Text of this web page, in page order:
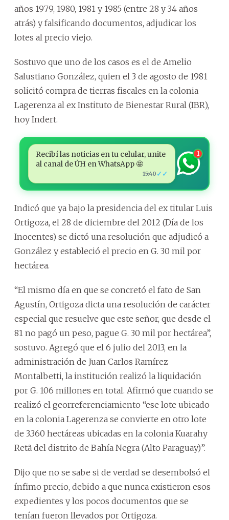
años 1979, 1980, 1981 y 1985 (entre 28 y 34 años
atrás) y falsificando documentos, adjudicar los
lotes al precio viejo.
Sostuvo que uno de los casos es el de Amelio
Salustiano González, quien el 3 de agosto de 1981
solicitó compra de tierras fiscales en la colonia
Lagerenza al ex Instituto de Bienestar Rural (IBR),
hoy Indert.
Recibí las noticias en tu celular, unite
al canal de ÚH en WhatsApp 🤩
15:40 ✓✓
1
Indicó que ya bajo la presidencia del ex titular Luis
Ortigoza, el 28 de diciembre del 2012 (Día de los
Inocentes) se dictó una resolución que adjudicó a
González y estableció el precio en G. 30 mil por
hectárea.
“El mismo día en que se concretó el fato de San
Agustín, Ortigoza dicta una resolución de carácter
especial que resuelve que este señor, que desde el
81 no pagó un peso, pague G. 30 mil por hectárea”,
sostuvo. Agregó que el 6 julio del 2013, en la
administración de Juan Carlos Ramírez
Montalbetti, la institución realizó la liquidación
por G. 106 millones en total. Afirmó que cuando se
realizó el georreferenciamiento “ese lote ubicado
en la colonia Lagerenza se convierte en otro lote
de 3.360 hectáreas ubicadas en la colonia Kuarahy
Retã del distrito de Bahía Negra (Alto Paraguay)”.
Dijo que no se sabe si de verdad se desembolsó el
ínfimo precio, debido a que nunca existieron esos
expedientes y los pocos documentos que se
tenían fueron llevados por Ortigoza.